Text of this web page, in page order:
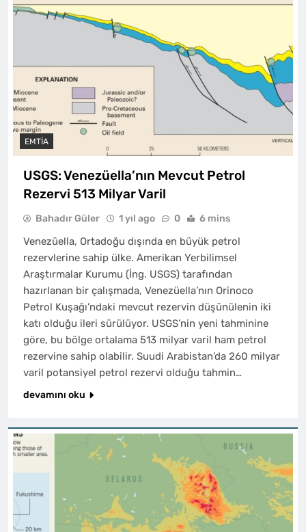
EMTIA
USGS: Venezüella’nın Mevcut Petrol
Rezervi 513 Milyar Varil
Bahadır Güler 1 yıl ago 0 6 mins
Venezüella, Ortadoğu dışında en büyük petrol
rezervlerine sahip ülke. Amerikan Yerbilimsel
Araştırmalar Kurumu (İng. USGS) tarafından
hazırlanan bir çalışmada, Venezüella’nın Orinoco
Petrol Kuşağı’ndaki mevcut rezervin düşünülenin iki
katı olduğu ileri sürülüyor. USGS’nin yeni tahminine
göre, bu bölge ortalama 513 milyar varil ham petrol
rezervine sahip olabilir. Suudi Arabistan’da 260 milyar
varil potansiyel petrol rezervi olduğu tahmin…
devamını oku